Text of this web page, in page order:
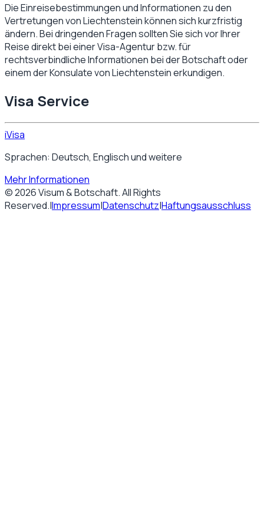
Die Einreisebestimmungen und Informationen zu den
Vertretungen vonLiechtensteinkönnen sich kurzfristig
ändern. Bei dringenden Fragen sollten Sie sich vor Ihrer
Reise direkt bei einer Visa-Agentur bzw. für
rechtsverbindliche Informationen bei der Botschaft oder
einem der Konsulate vonLiechtensteinerkundigen.
Visa Service
iVisa
Sprachen: Deutsch, Englisch und weitere
Mehr Informationen
©2026Visum & Botschaft. All Rights
Reserved.|Impressum|Datenschutz|Haftungsausschluss